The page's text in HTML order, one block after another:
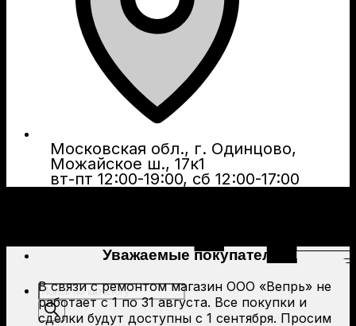
Московская обл., г. Одинцово,
Можайское ш., 17к1
вт-пт 12:00-19:00, сб 12:00-17:00
Поиск
товаров
Уважаемые покупатели!
В связи с ремонтом магазин ООО «Вепрь» не
работает с 1 по 31 августа. Все покупки и
сделки будут доступны с 1 сентября. Просим